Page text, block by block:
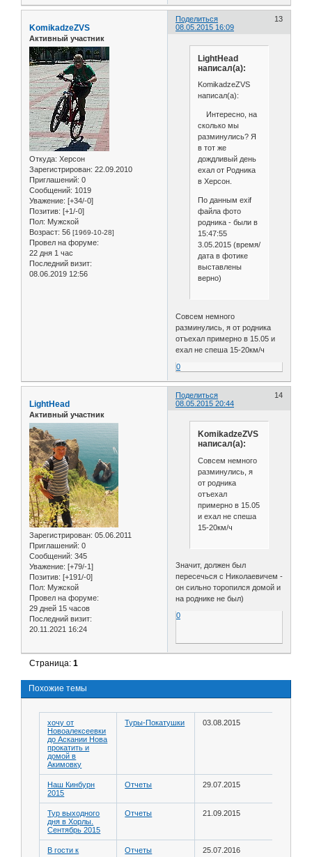
Поделиться
13
08.05.2015 16:09
KomikadzeZVS
Активный участник
Откуда: Херсон
Зарегистрирован: 22.09.2010
Приглашений: 0
Сообщений: 1019
Уважение: [+34/-0]
Позитив: [+1/-0]
Пол: Мужской
Возраст: 56 [1969-10-28]
Провел на форуме:
22 дня 1 час
Последний визит:
08.06.2019 12:56
LightHead
написал(а):
KomikadzeZVS
написал(а):
Интересно, на
сколько мы
разминулись? Я
в тот же
дождливый день
ехал от Родника
в Херсон.
По данным exif
файла фото
родника - были в
15:47:55
3.05.2015 (время/
дата в фотике
выставлены
верно)
Совсем немного
разминулись, я от родника
отъехал примерно в 15.05 и
ехал не спеша 15-20км/ч
0
Поделиться
14
08.05.2015 20:44
LightHead
Активный участник
Зарегистрирован: 05.06.2011
Приглашений: 0
Сообщений: 345
Уважение: [+79/-1]
Позитив: [+191/-0]
Пол: Мужской
Провел на форуме:
29 дней 15 часов
Последний визит:
20.11.2021 16:24
KomikadzeZVS
написал(а):
Совсем немного
разминулись, я
от родника
отъехал
примерно в 15.05
и ехал не спеша
15-20км/ч
Значит, должен был
пересечься с Николаевичем -
он сильно торопился домой и
на роднике не был)
0
Страница:1
Похожие темы
хочу от
Новоалексеевки
до Аскании Нова
прокатить и
домой в
Акимовку
Туры-Покатушки 03.08.2015
Наш Кинбурн
2015
Отчеты 29.07.2015
Тур выходного
дня в Хорлы.
Сентябрь 2015
Отчеты 21.09.2015
В гости к
Отчеты 25.07.2016